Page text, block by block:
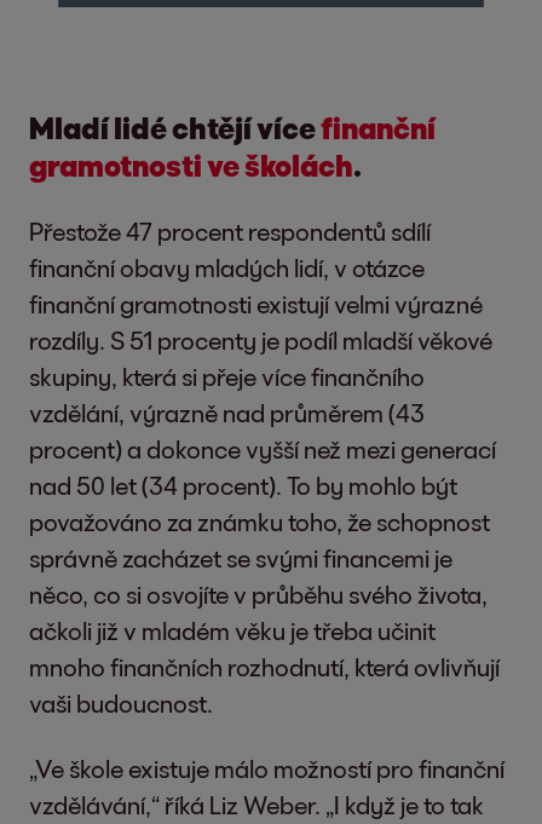
Mladí lidé chtějí vícefinanční
gramotnosti ve školách.
Přestože 47 procent respondentů sdílí
finanční obavy mladých lidí, v otázce
finanční gramotnosti existují velmi výrazné
rozdíly. S 51 procenty je podíl mladší věkové
skupiny, která si přeje více finančního
vzdělání, výrazně nad průměrem (43
procent) a dokonce vyšší než mezi generací
nad 50 let (34 procent). To by mohlo být
považováno za známku toho, že schopnost
správně zacházet se svými financemi je
něco, co si osvojíte v průběhu svého života,
ačkoli již v mladém věku je třeba učinit
mnoho finančních rozhodnutí, která ovlivňují
vaši budoucnost.
„Ve škole existuje málo možností pro finanční
vzdělávání,“ říká Liz Weber. „I když je to tak